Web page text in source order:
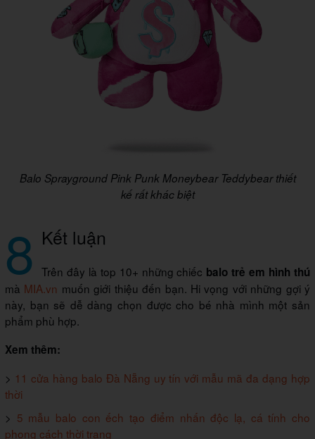
Balo Sprayground Pink Punk Moneybear Teddybear thiết
kế rất khác biệt
8 Kết luận
Trên đây là top 10+ những chiếc balo trẻ em hình thú
mà MIA.vn muốn giới thiệu đến bạn. Hi vọng với những gợi ý
này, bạn sẽ dễ dàng chọn được cho bé nhà mình một sản
phẩm phù hợp.
Xem thêm:
> 11 cửa hàng balo Đà Nẵng uy tín với mẫu mã đa dạng hợp
thời
> 5 mẫu balo con ếch tạo điểm nhấn độc lạ, cá tính cho
phong cách thời trang